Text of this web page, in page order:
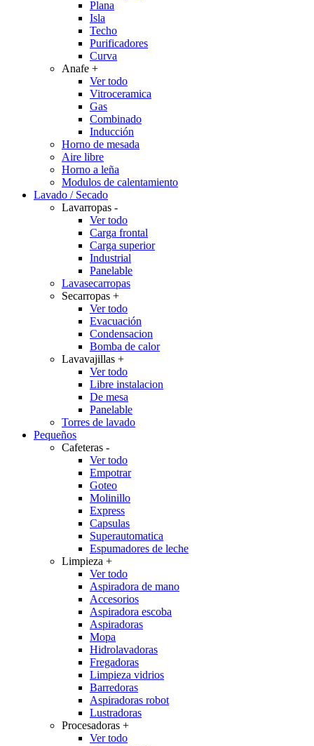
Plana
Isla
Techo
Purificadores
Curva
Anafe +
Ver todo
Vitroceramica
Gas
Combinado
Inducción
Horno de mesada
Aire libre
Horno a leña
Modulos de calentamiento
Lavado / Secado
Lavarropas -
Ver todo
Carga frontal
Carga superior
Industrial
Panelable
Lavasecarropas
Secarropas +
Ver todo
Evacuación
Condensacion
Bomba de calor
Lavavajillas +
Ver todo
Libre instalacion
De mesa
Panelable
Torres de lavado
Pequeños
Cafeteras -
Ver todo
Empotrar
Goteo
Molinillo
Express
Capsulas
Superautomatica
Espumadores de leche
Limpieza +
Ver todo
Aspiradora de mano
Accesorios
Aspiradora escoba
Aspiradoras
Mopa
Hidrolavadoras
Fregadoras
Limpieza vidrios
Barredoras
Aspiradoras robot
Lustradoras
Procesadoras +
Ver todo